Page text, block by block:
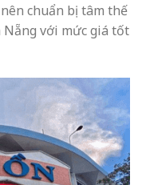
chuẩn bị tâm thế
Nẵng với mức giá tốt